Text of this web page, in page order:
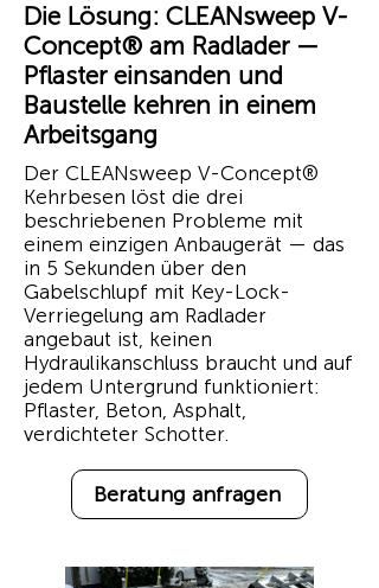
Die Lösung: CLEANsweep V-
Concept® am Radlader —
Pflaster einsanden und
Baustelle kehren in einem
Arbeitsgang
Der CLEANsweep V-Concept®
Kehrbesen löst die drei
beschriebenen Probleme mit
einem einzigen Anbaugerät — das
in 5 Sekunden über den
Gabelschlupf mit Key-Lock-
Verriegelung am Radlader
angebaut ist, keinen
Hydraulikanschluss braucht und auf
jedem Untergrund funktioniert:
Pflaster, Beton, Asphalt,
verdichteter Schotter.
Beratung anfragen